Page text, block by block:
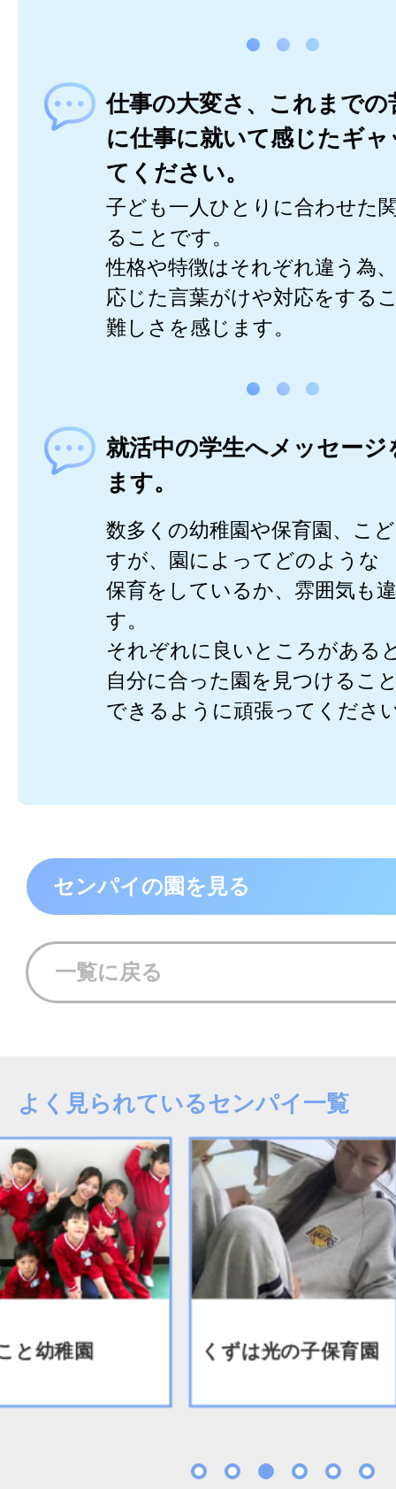
仕事の大変さ、これまでの
に仕事に就いて感じたギ
てください。
子ども一人ひとりに合わせた
ることです。
性格や特徴はそれぞれ違う為
応じた言葉がけや対応をする
難しさを感じます。
就活中の学生へメッセージ
ます。
数多くの幼稚園や保育園、こ
すが、園によってどのような
保育をしているか、雰囲気も
す。
それぞれに良いところがある
自分に合った園を見つけるこ
できるように頑張ってくださ
センパイの園を見る
一覧に戻る
よく見られているセンパイ一覧
幼稚園 くずは光の子保育園